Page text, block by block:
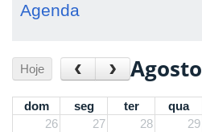
Agenda
Hoje ‹ ›
dom seg ter qua
26
27 28 29